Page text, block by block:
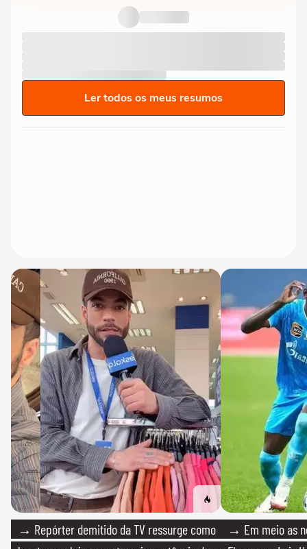
Ler todos os meus resumos
→ Repórter demitido da TV ressurge como
→ Em meio as